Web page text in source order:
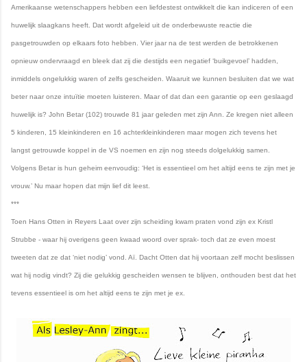
Amerikaanse wetenschappers hebben een liefdestest ontwikkelt die kan indiceren of een
huwelijk slaagkans heeft. Dat wordt afgeleid uit de onderbewuste reactie die
pasgetrouwden op elkaars foto hebben. Vier jaar na de test werden de betrokkenen
opnieuw ondervraagd en bleek dat zij die destijds een negatief ‘buikgevoel’ hadden,
inmiddels ongelukkig waren of zelfs gescheiden. Waaruit we kunnen besluiten dat we wat
beter naar onze intuïtie moeten luisteren. Maar of dat dan een garantie op een geslaagd
huwelijk is? John Betar (102) trouwde 81 jaar geleden met zijn Ann. Ze kregen niet alleen
5 kinderen, 15 kleinkinderen en 16 achterkleinkinderen maar mogen zich tevens het
langst getrouwde koppel in de VS noemen en zijn nog steeds dolgelukkig samen.
Volgens Betar is hun geheim eenvoudig: ‘Het is essentieel om het altijd eens te zijn met je
vrouw.’ Nu maar hopen dat mijn lief dit leest.
***
Toen Hans Otten in Reyers Laat over zijn scheiding kwam praten vond zijn ex Kristl
Strubbe - waar hij overigens geen kwaad woord over sprak- toch dat ze even moest
tweeten dat ze dat ‘niet nodig’ vond. Aï. Dacht Otten dat hij voortaan zelf mocht beslissen
wat hij nodig vindt? Zij die gelukkig gescheiden wensen te blijven, onthouden best dat het
tevens essentieel is om het altijd eens te zijn met je ex.